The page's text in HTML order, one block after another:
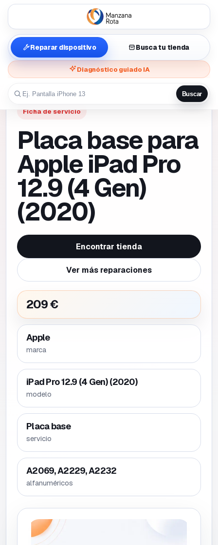
Reparar dispositivo Busca tu tienda
Diagnóstico guiado IA
Buscar
Ficha de servicio
Placa base para
Apple iPad Pro
12.9 (4 Gen)
(2020)
Encontrar tienda
Ver más reparaciones
209 €
Apple
marca
iPad Pro 12.9 (4 Gen) (2020)
modelo
Placa base
servicio
A2069, A2229, A2232
alfanuméricos